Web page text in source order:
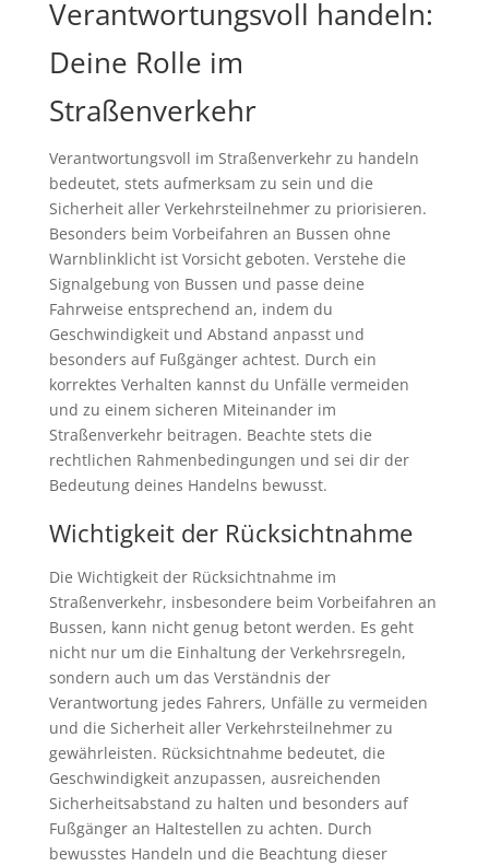
Verantwortungsvoll handeln:
Deine Rolle im
Straßenverkehr
Verantwortungsvoll im Straßenverkehr zu handeln
bedeutet, stets aufmerksam zu sein und die
Sicherheit aller Verkehrsteilnehmer zu priorisieren.
Besonders beim Vorbeifahren an Bussen ohne
Warnblinklicht ist Vorsicht geboten. Verstehe die
Signalgebung von Bussen und passe deine
Fahrweise entsprechend an, indem du
Geschwindigkeit und Abstand anpasst und
besonders auf Fußgänger achtest. Durch ein
korrektes Verhalten kannst du Unfälle vermeiden
und zu einem sicheren Miteinander im
Straßenverkehr beitragen. Beachte stets die
rechtlichen Rahmenbedingungen und sei dir der
Bedeutung deines Handelns bewusst.
Wichtigkeit der Rücksichtnahme
Die Wichtigkeit der Rücksichtnahme im
Straßenverkehr, insbesondere beim Vorbeifahren an
Bussen, kann nicht genug betont werden. Es geht
nicht nur um die Einhaltung der Verkehrsregeln,
sondern auch um das Verständnis der
Verantwortung jedes Fahrers, Unfälle zu vermeiden
und die Sicherheit aller Verkehrsteilnehmer zu
gewährleisten. Rücksichtnahme bedeutet, die
Geschwindigkeit anzupassen, ausreichenden
Sicherheitsabstand zu halten und besonders auf
Fußgänger an Haltestellen zu achten. Durch
bewusstes Handeln und die Beachtung dieser